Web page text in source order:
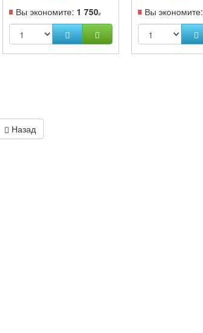
Вы экономите: 1 750 Вы экономите:
Назад